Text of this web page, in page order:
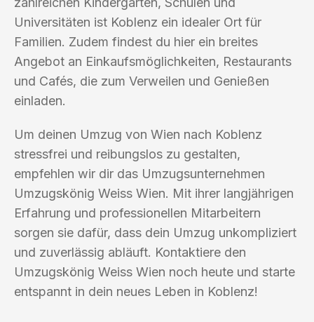
Universitäten ist Koblenz ein idealer Ort für
Familien. Zudem findest du hier ein breites
Angebot an Einkaufsmöglichkeiten, Restaurants
und Cafés, die zum Verweilen und Genießen
einladen.
Um deinen Umzug von Wien nach Koblenz
stressfrei und reibungslos zu gestalten,
empfehlen wir dir das Umzugsunternehmen
Umzugskönig Weiss Wien. Mit ihrer langjährigen
Erfahrung und professionellen Mitarbeitern
sorgen sie dafür, dass dein Umzug unkompliziert
und zuverlässig abläuft. Kontaktiere den
Umzugskönig Weiss Wien noch heute und starte
entspannt in dein neues Leben in Koblenz!